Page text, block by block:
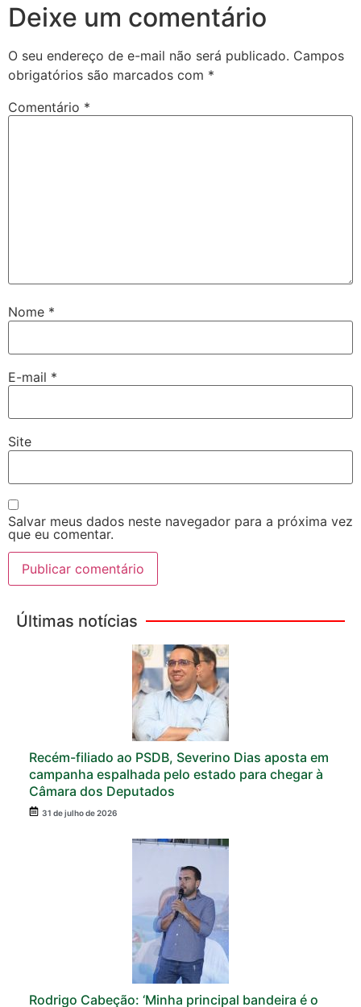
Deixe um comentário
O seu endereço de e-mail não será publicado. Campos
obrigatórios são marcados com *
Comentário *
Nome *
E-mail *
Site
Salvar meus dados neste navegador para a próxima vez
que eu comentar.
Últimas notícias
Recém-filiado ao PSDB, Severino Dias aposta em
campanha espalhada pelo estado para chegar à
Câmara dos Deputados
31 de julho de 2026
Rodrigo Cabeção: ‘Minha principal bandeira é o